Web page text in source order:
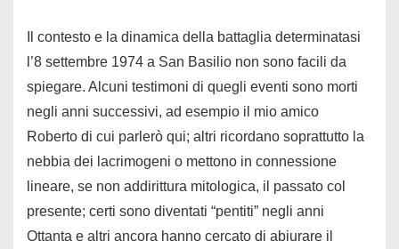
Il contesto e la dinamica della battaglia determinatasi
l’8 settembre 1974 a San Basilio non sono facili da
spiegare. Alcuni testimoni di quegli eventi sono morti
negli anni successivi, ad esempio il mio amico
Roberto di cui parlerò qui; altri ricordano soprattutto la
nebbia dei lacrimogeni o mettono in connessione
lineare, se non addirittura mitologica, il passato col
presente; certi sono diventati “pentiti” negli anni
Ottanta e altri ancora hanno cercato di abiurare il